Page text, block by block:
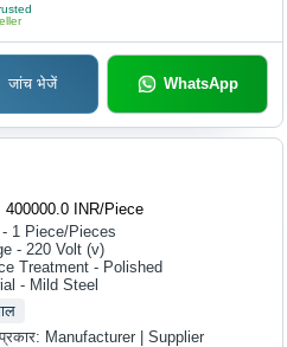
जांच भेजें WhatsApp
400000.0 INR/Piece
1 Piece/Pieces
- 220 Volt (v)
Treatment - Polished
- Mild Steel
प्रकार: Manufacturer | Supplier